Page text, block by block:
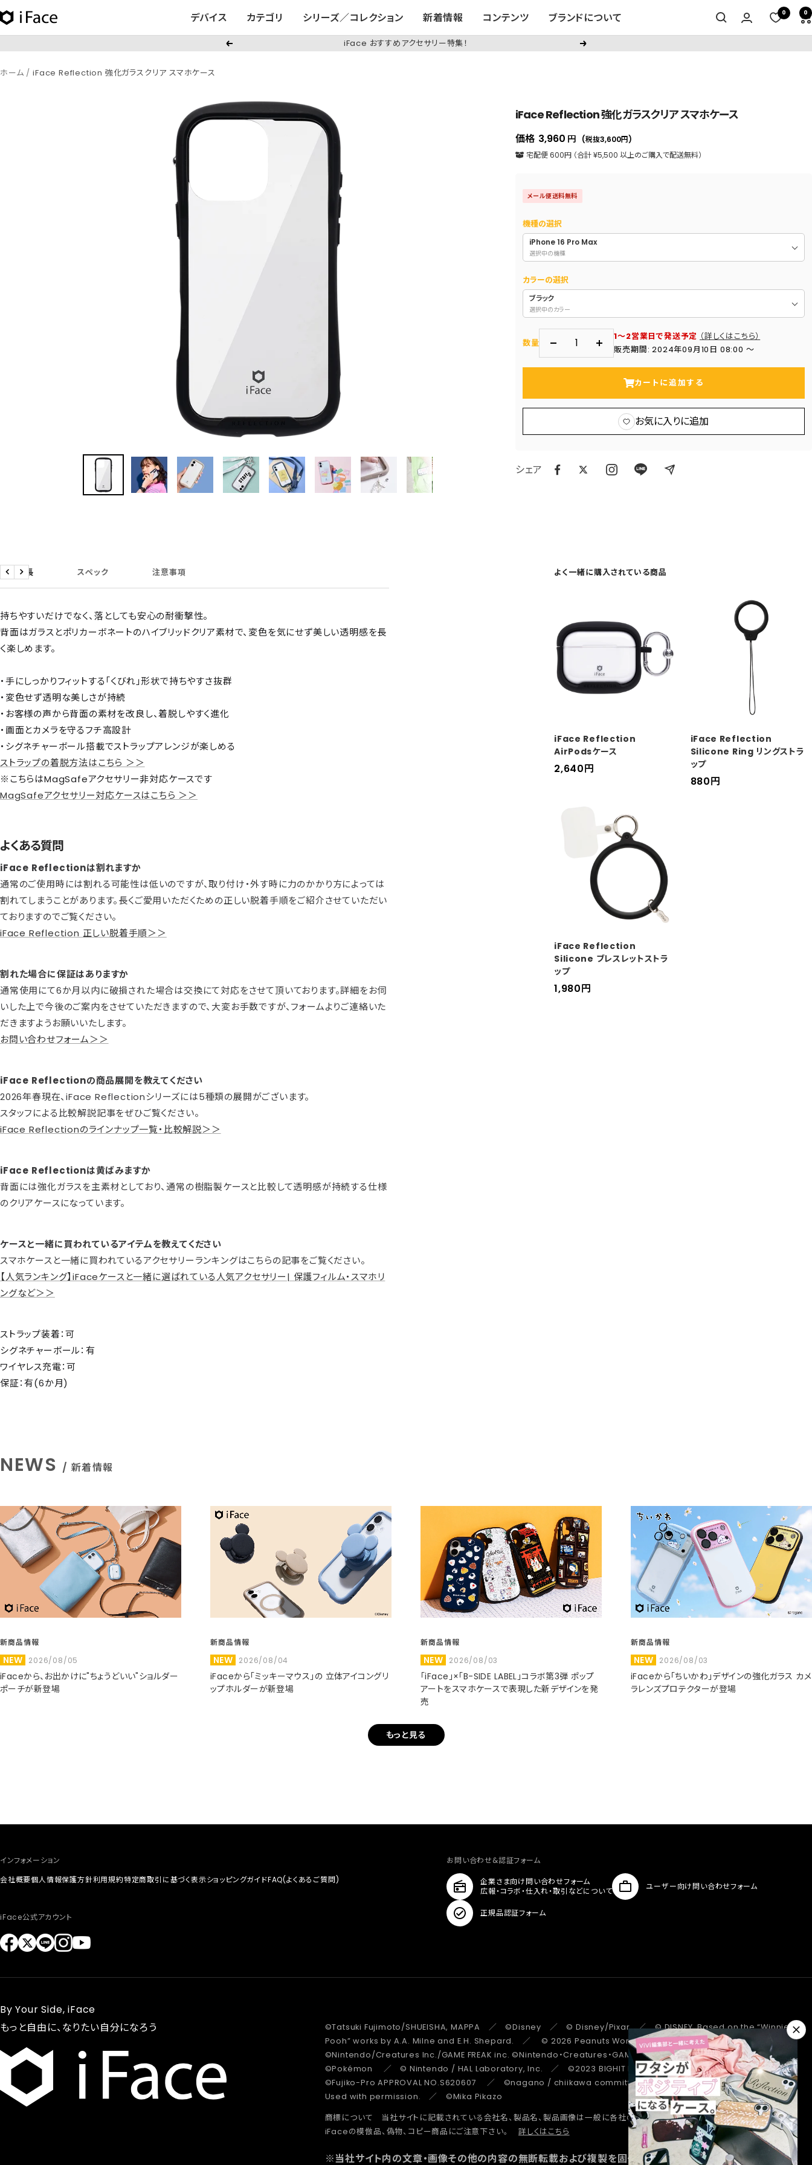
コ
ン
ツ
デバイス カテゴリ シリーズ／コレクション 新着情報 コンテンツ ブランドについて
iFace
日
本
公
0 0
戻
iFace おすすめアクセサリー特集！
次
ホーム iFace Reflection 強化ガラスクリア スマホケース
iFace Reflection 強化ガラスクリア スマホケース
価格 セ
ー
価
格
3,960 円 (税抜3,600円)
宅配便 600円 （合計 ¥5,500 以上のご購入で配送無料）
メール便送料無料
機種の選択
iPhone 16 Pro Max
選択中の機種
カラーの選択
ブラック
選択中のカラー
数量
量
減
す
数
量
増
す
1～2営業日で発送予定 （詳しくはこちら）
販売期間: 2024年09月10日 08:00 〜
カートに追加する
お気に入りに追加
シェア
商品特長 スペック 注意事項
戻 次
持ちやすいだけでなく、落としても安心の耐衝撃性。
背面はガラスとポリカーボネートのハイブリッドクリア素材で、変色を気にせず美しい透明感を長
く楽しめます。
・手にしっかりフィットする「くびれ」形状で持ちやすさ抜群
・変色せず透明な美しさが持続
・お客様の声から背面の素材を改良し、着脱しやすく進化
・画面とカメラを守るフチ高設計
・シグネチャーボール搭載でストラップアレンジが楽しめる
ストラップの着脱方法はこちら ＞＞
※こちらはMagSafeアクセサリー非対応ケースです
MagSafeアクセサリー対応ケースはこちら ＞＞
よくある質問
iFace Reflectionは割れますか
通常のご使用時には割れる可能性は低いのですが、取り付け・外す時に力のかかり方によっては
割れてしまうことがあります。長くご愛用いただくための正しい脱着手順をご紹介させていただい
ておりますのでご覧ください。
iFace Reflection 正しい脱着手順＞＞
割れた場合に保証はありますか
通常使用にて6か月以内に破損された場合は交換にて対応をさせて頂いております。詳細をお伺
いした上で今後のご案内をさせていただきますので、大変お手数ですが、フォームよりご連絡いた
だきますようお願いいたします。
お問い合わせフォーム＞＞
iFace Reflectionの商品展開を教えてください
2026年春現在、iFace Reflectionシリーズには5種類の展開がございます。
スタッフによる比較解説記事をぜひご覧ください。
iFace Reflectionのラインナップ一覧・比較解説＞＞
iFace Reflectionは黄ばみますか
背面には強化ガラスを主素材としており、通常の樹脂製ケースと比較して透明感が持続する仕様
のクリアケースになっています。
ケースと一緒に買われているアイテムを教えてください
スマホケースと一緒に買われているアクセサリーランキングはこちらの記事をご覧ください。
【人気ランキング】iFaceケースと一緒に選ばれている人気アクセサリー| 保護フィルム・スマホリ
ングなど＞＞
ストラップ装着：可
シグネチャーボール：有
ワイヤレス充電：可
保証：有(6か月)
よく一緒に購入されている商品
iFace Reflection
AirPodsケース
セ
2,640円
iFace Reflection
Silicone Ring リングストラ
ップ
セ
880円
iFace Reflection
Silicone ブレスレットストラ
ップ
セ
1,980円
NEWS / 新着情報
新商品情報
NEW 2026/08/05
iFaceから、お出かけに"ちょうどいい"ショルダー
ポーチが新登場
新商品情報
NEW 2026/08/04
iFaceから「ミッキーマウス」の 立体アイコングリ
ップホルダーが新登場
新商品情報
NEW 2026/08/03
「iFace」×「B-SIDE LABEL」コラボ第3弾 ポップ
アートをスマホケースで表現した新デザインを発
売
新商品情報
NEW 2026/08/03
iFaceから「ちいかわ」デザインの強化ガラス カメ
ラレンズプロテクターが登場
もっと見る
インフォメーション
会社概要個人情報保護方針利用規約特定商取引に基づく表示ショッピングガイドFAQ(よくあるご質問)
iFace公式アカウント
お問い合わせ&認証フォーム
企業さま向け問い合わせフォーム
広報・コラボ・仕入れ・取引などについて
ユーザー向け問い合わせフォーム
正規品認証フォーム
©Tatsuki Fujimoto/SHUEISHA, MAPPA ／ ©Disney ／ © Disney/Pixar ／ © DISNEY. Based on the “Winnie the
Pooh” works by A.A. Milne and E.H. Shepard. ／ © 2026 Peanuts Worldwide LLC ／ ©Pokémon.
©Nintendo/Creatures Inc./GAME FREAK inc. ©Nintendo・Creatures・GAME FREAK・TV Tokyo・ShoPro・JR Kikaku
©Pokémon ／ © Nintendo / HAL Laboratory, Inc. ／ ©2023 BIGHIT MUSIC / HYBE. All Rights Reserved. ／
©Fujiko-Pro APPROVAL NO.S620607 ／ ©nagano / chiikawa committee ／ STRANGER THINGS ™/© Netflix.
Used with permission. ／ ©Mika Pikazo
商標について 当社サイトに記載されている会社名、製品名、製品画像は一般に各社の商標または登録商標です。
詳しくはこちら
iFaceの模倣品、偽物、コピー商品にご注意下さい。
詳しくはこちら
※当社サイト内の文章・画像その他の内容の無断転載および複製を固く禁じます。
By Your Side, iFace
もっと自由に、なりたい自分になろう